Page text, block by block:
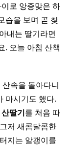
로 앙증맞은 하
습을 보며 곧 찾
내는 딸기라면
. 오늘 아침 산책
속을 돌아다니
마시기도 했다.
산딸기를 처음 따
저 새콤달콤한
지는 알갱이를